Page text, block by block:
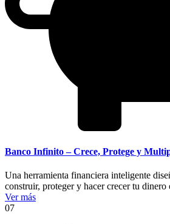
Banco Infinito – Crece, Protege y
Una herramienta financiera inteligente
construir, proteger y hacer crecer tu
Ver más
07